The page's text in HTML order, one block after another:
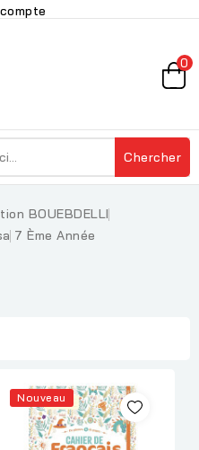
0
Chercher
BOUEBDELLI
7 Ème Année
Nouveau